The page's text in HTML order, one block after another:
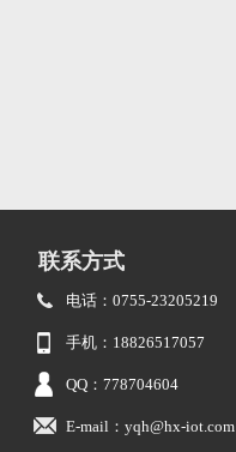
联系方式
电话：0755-23205219
手机：18826517057
QQ：778704604
E-mail：yqh@hx-iot.com